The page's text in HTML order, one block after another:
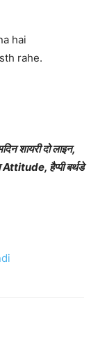
hai
rahe.
शायरी दो लाइन,
Attitude, हैप्पी बर्थडे